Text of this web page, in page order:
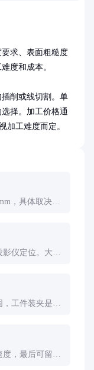
求、表面粗糙度
度和成本。
削或线切割。单
择。加工价格通
加工难度而定。
，具体取决于
影仪定位。大批
工件装夹是否
，最后可留